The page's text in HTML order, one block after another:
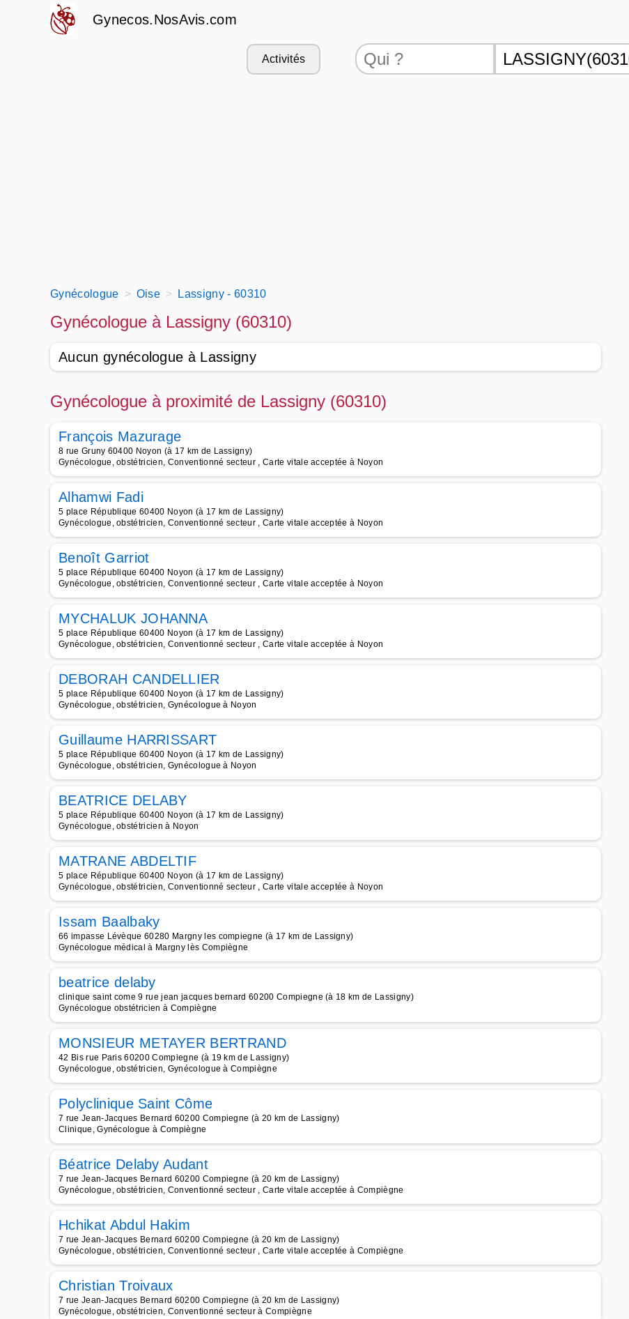
Gynecos.NosAvis.com
Activités
Gynécologue Oise Lassigny - 60310
Gynécologue à Lassigny (60310)
Aucun gynécologue à Lassigny
Gynécologue à proximité de Lassigny (60310)
François Mazurage
8 rue Gruny 60400 Noyon (à 17 km de Lassigny)
Gynécologue, obstétricien, Conventionné secteur , Carte vitale acceptée à Noyon
Alhamwi Fadi
5 place République 60400 Noyon (à 17 km de Lassigny)
Gynécologue, obstétricien, Conventionné secteur , Carte vitale acceptée à Noyon
Benoît Garriot
5 place République 60400 Noyon (à 17 km de Lassigny)
Gynécologue, obstétricien, Conventionné secteur , Carte vitale acceptée à Noyon
MYCHALUK JOHANNA
5 place République 60400 Noyon (à 17 km de Lassigny)
Gynécologue, obstétricien, Conventionné secteur , Carte vitale acceptée à Noyon
DEBORAH CANDELLIER
5 place République 60400 Noyon (à 17 km de Lassigny)
Gynécologue, obstétricien, Gynécologue à Noyon
Guillaume HARRISSART
5 place République 60400 Noyon (à 17 km de Lassigny)
Gynécologue, obstétricien, Gynécologue à Noyon
BEATRICE DELABY
5 place République 60400 Noyon (à 17 km de Lassigny)
Gynécologue, obstétricien à Noyon
MATRANE ABDELTIF
5 place République 60400 Noyon (à 17 km de Lassigny)
Gynécologue, obstétricien, Conventionné secteur , Carte vitale acceptée à Noyon
Issam Baalbaky
66 impasse Lévèque 60280 Margny les compiegne (à 17 km de Lassigny)
Gynécologue médical à Margny lès Compiègne
beatrice delaby
clinique saint come 9 rue jean jacques bernard 60200 Compiegne (à 18 km de Lassigny)
Gynécologue obstétricien à Compiègne
MONSIEUR METAYER BERTRAND
42 Bis rue Paris 60200 Compiegne (à 19 km de Lassigny)
Gynécologue, obstétricien, Gynécologue à Compiègne
Polyclinique Saint Côme
7 rue Jean-Jacques Bernard 60200 Compiegne (à 20 km de Lassigny)
Clinique, Gynécologue à Compiègne
Béatrice Delaby Audant
7 rue Jean-Jacques Bernard 60200 Compiegne (à 20 km de Lassigny)
Gynécologue, obstétricien, Conventionné secteur , Carte vitale acceptée à Compiègne
Hchikat Abdul Hakim
7 rue Jean-Jacques Bernard 60200 Compiegne (à 20 km de Lassigny)
Gynécologue, obstétricien, Conventionné secteur , Carte vitale acceptée à Compiègne
Christian Troivaux
7 rue Jean-Jacques Bernard 60200 Compiegne (à 20 km de Lassigny)
Gynécologue, obstétricien, Conventionné secteur à Compiègne